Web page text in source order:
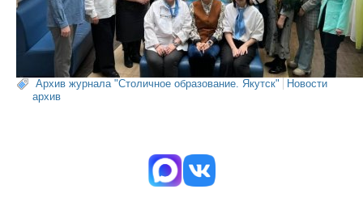
Архив журнала "Столичное образование. Якутск"
Новости
архив